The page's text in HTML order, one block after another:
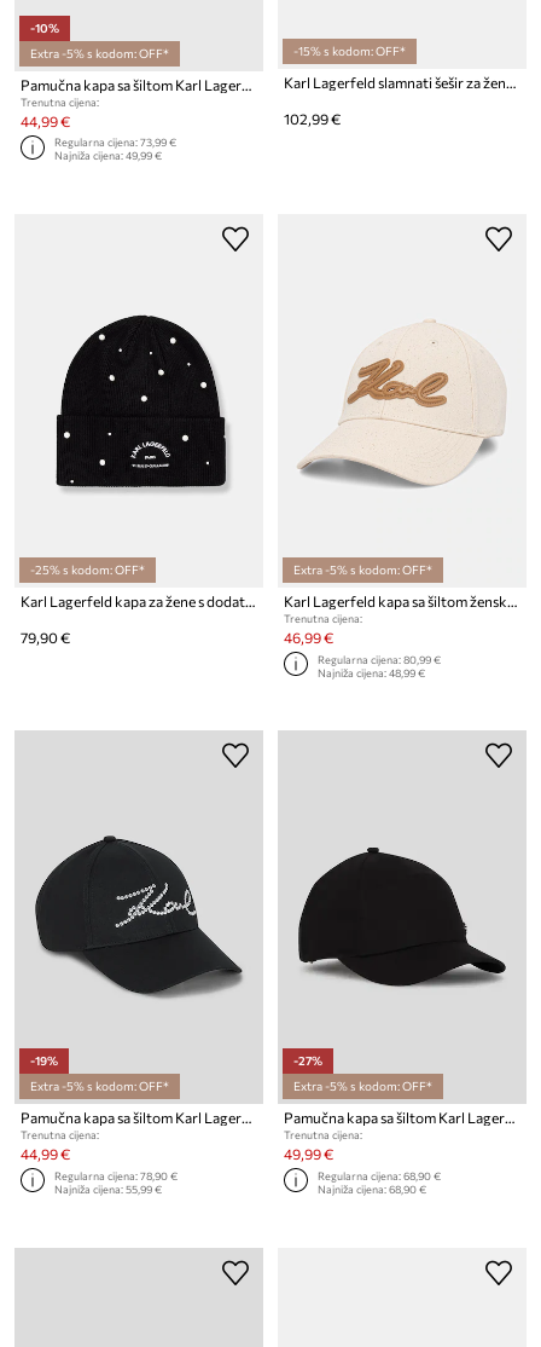
-10%
Extra -5% s kodom: OFF*
Trenutna cijena:
44,99 €
Regularna cijena:73,99 €
Najniža cijena:49,99 €
-15% s kodom: OFF*
Karl Lagerfeld slamnati šešir za žene K/SIGNATURE
102,99 €
-25% s kodom: OFF*
Karl Lagerfeld kapa za žene s dodatkom vune K/RSG
79,90 €
Extra -5% s kodom: OFF*
Karl Lagerfeld kapa sa šiltom ženska pamučna K/SIGNATURE
Trenutna cijena:
46,99 €
Regularna cijena:80,99 €
Najniža cijena:48,99 €
-19%
Extra -5% s kodom: OFF*
Pamučna kapa sa šiltom Karl Lagerfeld K/SKUARE
Trenutna cijena:
44,99 €
Regularna cijena:78,90 €
Najniža cijena:55,99 €
-27%
Extra -5% s kodom: OFF*
Pamučna kapa sa šiltom Karl Lagerfeld K/SIGNATURE
Trenutna cijena:
49,99 €
Regularna cijena:68,90 €
Najniža cijena:68,90 €